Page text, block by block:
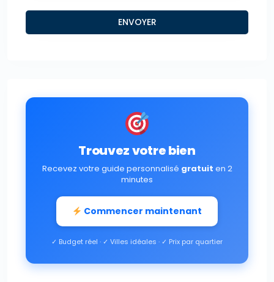
Trouvez votre bien
Recevez votre guide personnalisé gratuit en 2
minutes
Commencer maintenant
✓ Budget réel · ✓ Villes idéales · ✓ Prix par quartier